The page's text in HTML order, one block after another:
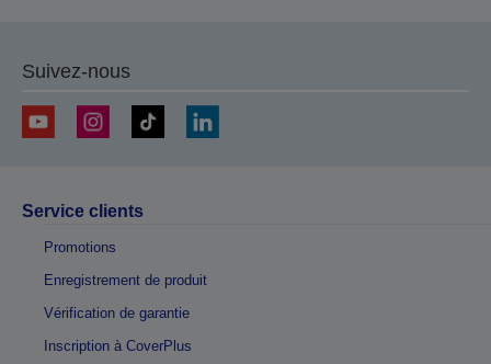
Suivez-nous
Service clients
Promotions
Enregistrement de produit
Vérification de garantie
Inscription à CoverPlus